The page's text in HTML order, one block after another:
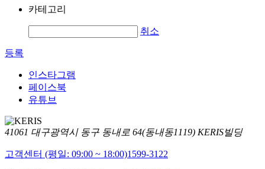
카테고리
취소
등록
인스타그램
페이스북
유튜브
41061 대구광역시 동구 동내로 64(동내동1119) KERIS빌딩
고객센터 (평일: 09:00 ~ 18:00)1599-3122